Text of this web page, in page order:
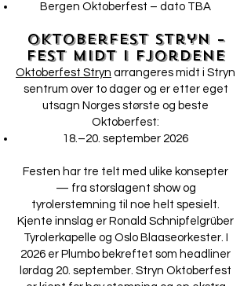
Bergen Oktoberfest – dato TBA
Oktoberfest Stryn –
fest midt i fjordene
Oktoberfest Stryn arrangeres midt i Stryn
sentrum over to dager og er etter eget
utsagn Norges største og beste
Oktoberfest:
18.–20. september 2026
Festen har tre telt med ulike konsepter
— fra storslagent show og
tyrolerstemning til noe helt spesielt.
Kjente innslag er Ronald Schnipfelgrüber
Tyrolerkapelle og Oslo Blaaseorkester. I
2026 er Plumbo bekreftet som headliner
lørdag 20. september. Stryn Oktoberfest